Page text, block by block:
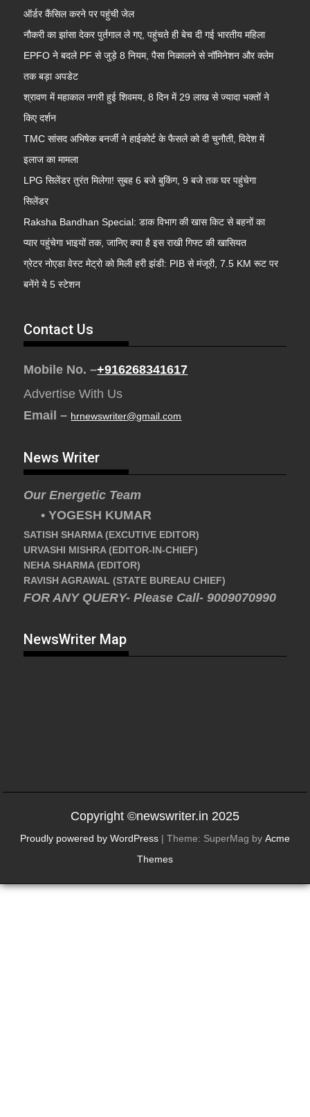
ऑर्डर कैंसिल करने पर पहुंची जेल
नौकरी का झांसा देकर पुर्तगाल ले गए, पहुंचते ही बेच दी गई भारतीय महिला
EPFO ने बदले PF से जुड़े 8 नियम, पैसा निकालने से नॉमिनेशन और क्लेम
तक बड़ा अपडेट
श्रावण में महाकाल नगरी हुई शिवमय, 8 दिन में 29 लाख से ज्यादा भक्तों ने
किए दर्शन
TMC सांसद अभिषेक बनर्जी ने हाईकोर्ट के फैसले को दी चुनौती, विदेश में
इलाज का मामला
LPG सिलेंडर तुरंत मिलेगा! सुबह 6 बजे बुकिंग, 9 बजे तक घर पहुंचेगा
सिलेंडर
Raksha Bandhan Special: डाक विभाग की खास किट से बहनों का
प्यार पहुंचेगा भाइयों तक, जानिए क्या है इस राखी गिफ्ट की खासियत
ग्रेटर नोएडा वेस्ट मेट्रो को मिली हरी झंडी: PIB से मंजूरी, 7.5 KM रूट पर
बनेंगे ये 5 स्टेशन
Contact Us
Mobile No. –+916268341617
Advertise With Us
Email – hrnewswriter@gmail.com
News Writer
Our Energetic Team
• YOGESH KUMAR
SATISH SHARMA (EXCUTIVE EDITOR)
URVASHI MISHRA (EDITOR-IN-CHIEF)
NEHA SHARMA (EDITOR)
RAVISH AGRAWAL (STATE BUREAU CHIEF)
FOR ANY QUERY- Please Call- 9009070990
NewsWriter Map
Copyright ©newswriter.in 2025
Proudly powered by WordPress | Theme: SuperMag by Acme
Themes